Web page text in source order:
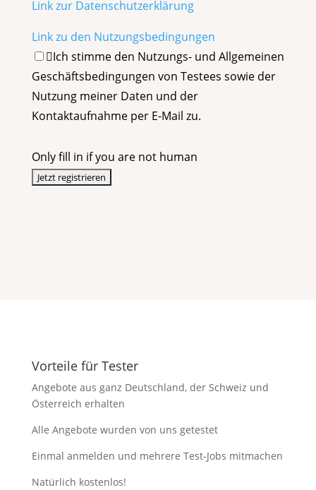
Link zur Datenschutzerklärung
Link zu den Nutzungsbedingungen
Ich stimme den Nutzungs- und Allgemeinen
Geschäftsbedingungen von Testees sowie der
Nutzung meiner Daten und der
Kontaktaufnahme per E-Mail zu.
Only fill in if you are not human
Vorteile für Tester
Angebote aus ganz Deutschland, der Schweiz und
Österreich erhalten
Alle Angebote wurden von uns getestet
Einmal anmelden und mehrere Test-Jobs mitmachen
Natürlich kostenlos!